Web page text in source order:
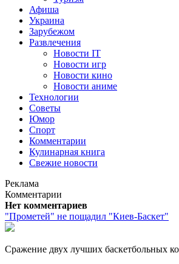
Афиша
Украина
Зарубежом
Развлечения
Новости IT
Новости игр
Новости кино
Новости аниме
Технологии
Советы
Юмор
Спорт
Комментарии
Кулинарная книга
Свежие новости
Реклама
Комментарии
Нет комментариев
"Прометей" не пощадил "Киев-Баскет"
Сражение двух лучших баскетбольных